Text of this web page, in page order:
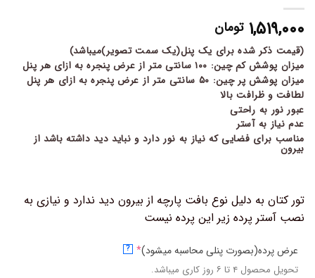
۱,۵۱۹,۰۰۰ تومان
(قیمت ذکر شده برای یک پنل(یک سمت تصویر)میباشد)
میزان پوشش کم چین: ۱۰۰ سانتی متر از عرض پنجره به ازای هر پنل
میزان پوشش پر چین: ۵۰ سانتی متر از عرض پنجره به ازای هر پنل
لطافت و ظرافت بالا
عبور نور به راحتی
عدم نیاز به آستر
مناسب برای فضایی که نیاز به نور دارد و نباید دید داشته باشد از
بیرون
تور کتان به دلیل نوع بافت پارچه از بیرون دید ندارد و نیازی به
نصب آستر پرده زیر این پرده نیست
عرض پرده(بصورت پنلی محاسبه میشود)*
?
تحویل محصول ۴ تا ۶ روز کاری میباشد.